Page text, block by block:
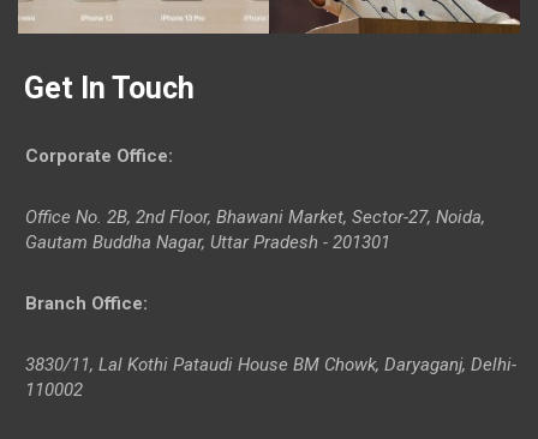
Get In Touch
Corporate Office:
Office No. 2B, 2nd Floor, Bhawani Market, Sector-27, Noida,
Gautam Buddha Nagar, Uttar Pradesh - 201301
Branch Office:
3830/11, Lal Kothi Pataudi House BM Chowk, Daryaganj, Delhi-
110002